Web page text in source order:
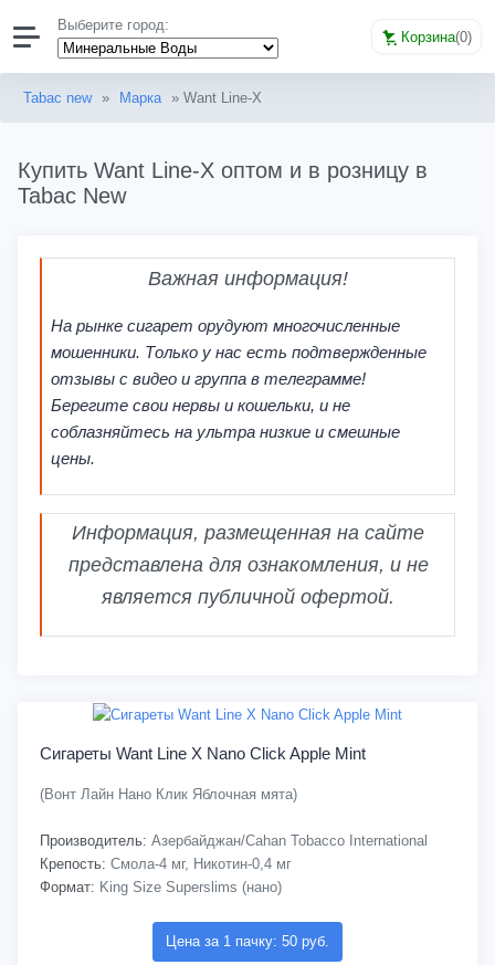
Выберите город:
Корзина(0)
Tabac new » Марка » Want Line-X
Купить Want Line-X оптом и в розницу в
Tabac New
Важная информация!
На рынке сигарет орудуют многочисленные
мошенники. Только у нас есть подтвержденные
отзывы с видео и группа в телеграмме!
Берегите свои нервы и кошельки, и не
соблазняйтесь на ультра низкие и смешные
цены.
Информация, размещенная на сайте
представлена для ознакомления, и не
является публичной офертой.
Сигареты Want Line X Nano Click Apple Mint
(Вонт Лайн Нано Клик Яблочная мята)
Производитель: Азербайджан/Cahan Tobacco International
Крепость: Смола-4 мг, Никотин-0,4 мг
Формат: King Size Superslims (нано)
Цена за 1 пачку: 50 руб.